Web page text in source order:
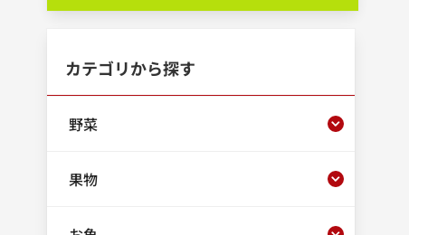
カテゴリから探す
野菜
果物